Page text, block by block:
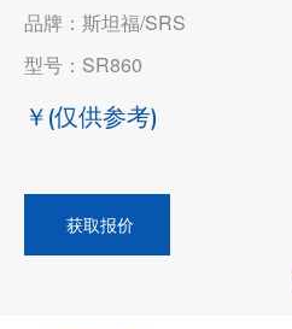
品牌：斯坦福/SRS
型号：SR860
￥ (仅供参考)
获取报价